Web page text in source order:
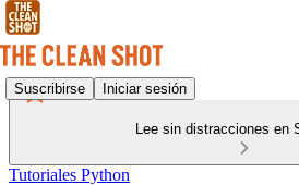
Suscribirse Iniciar sesión
Lee sin distracciones en
Tutoriales Python